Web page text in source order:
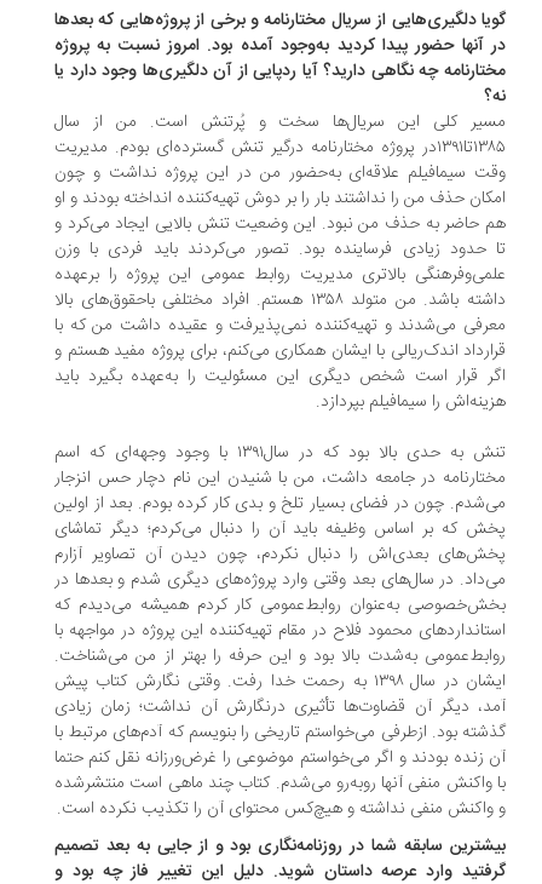
دلگیری‌هایی از سریال مختارنامه و برخی از پروژه‌هایی که بعد‌ها
آنها حضور پیدا کردید به‌وجود آمده بود. امروز نسبت به پروژه
چه نگاهی دارید؟ آیا رد‌پایی از آن دلگیری‌ها وجود دارد یا
کلی این سریال‌ها سخت و پُرتنش است. من از سال
۱۳۸۵تا۱۳۹۱در پروژه مختارنامه درگیر تنش گسترده‌ای بودم. مدیریت
سیما‌فیلم علاقه‌ای به‌حضور من در این پروژه نداشت و چون
حذف من را نداشتند بار را بر دوش تهیه‌کننده انداخته بودند و او
حاضر به حذف من نبود. این وضعیت تنش بالایی ایجاد می‌کرد و
حدود زیادی فرساینده بود. تصور می‌کردند باید فردی با وزن
بالاتری مدیریت روابط عمومی این پروژه را برعهده
داشته باشد. من متولد ۱۳۵۸ هستم. افراد مختلفی باحقوق‌های بالا
می‌‌شدند و تهیه‌کننده نمی‌‌پذیرفت و عقیده داشت من که با
اندک‌ریالی با ایشان همکاری می‌‌کنم، برای پروژه مفید هستم و
قرار است شخص دیگری این مسئولیت را به‌عهده بگیرد باید
را سیما‌فیلم بپردازد.
تنش به حدی‌ بالا بود که در سال۱۳۹۱ با وجود وجهه‌ای که اسم
در جامعه داشت، من با شنیدن این نام دچار حس انزجار
چون در فضای بسیار تلخ و بدی کار کرده بودم. بعد از اولین
که بر اساس وظیفه باید آن را دنبال می‌‌کردم‌؛ دیگر تماشای
بعدی‌اش را دنبال نکردم، چون دیدن آن تصاویر آزارم
در سال‌های بعد وقتی وارد پروژه‌های دیگری شدم و بعدها در
به‌عنوان روابط‌عمومی کار کردم‌‌ همیشه می‌‌دیدم که
محمود فلاح در مقام تهیه‌کننده این پروژه در مواجهه با
به‌شدت بالا بود و این حرفه را بهتر از من می‌‌شناخت.
ایشان در سال ۱۳۹۸ به رحمت خدا رفت. وقتی نگارش‌ کتاب پیش
دیگر آن قضاوت‌ها تأثیری درنگارش آن نداشت؛ زمان زیادی
بود. ازطرفی می‌‌خواستم تاریخی را بنویسم که آدم‌های مرتبط با
زنده بودند و اگر می‌‌خواستم موضوعی را غرض‌ورزانه نقل کنم حتما
واکنش منفی آنها روبه‌رو می‌‌شدم. کتاب چند ماهی است منتشرشده
منفی نداشته و هیچ‌کس محتوای آن را تکذیب نکرده است.
سابقه شما در روزنامه‌نگاری بود و از جایی به بعد تصمیم
وارد عرصه داستان شوید. دلیل این تغییر فاز چه بود و